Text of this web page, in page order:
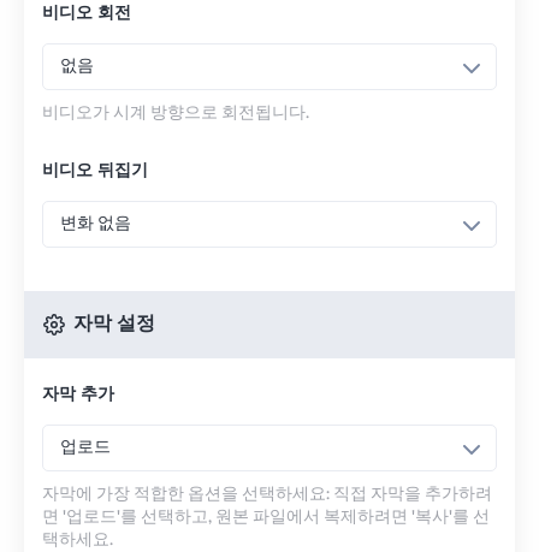
비디오 회전
없음
비디오가 시계 방향으로 회전됩니다.
비디오 뒤집기
변화 없음
자막 설정
자막 추가
업로드
자막에 가장 적합한 옵션을 선택하세요: 직접 자막을 추가하려
면 '업로드'를 선택하고, 원본 파일에서 복제하려면 '복사'를 선
택하세요.